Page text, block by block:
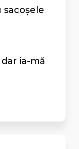
sacoşele
ia-mă